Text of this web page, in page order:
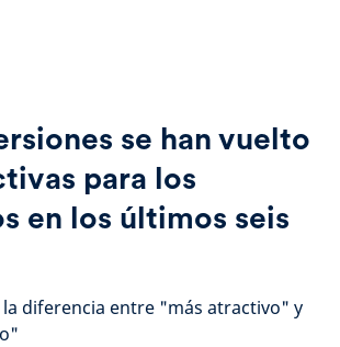
se han vuelto
para los
en los últimos seis
diferencia entre "más atractivo" y